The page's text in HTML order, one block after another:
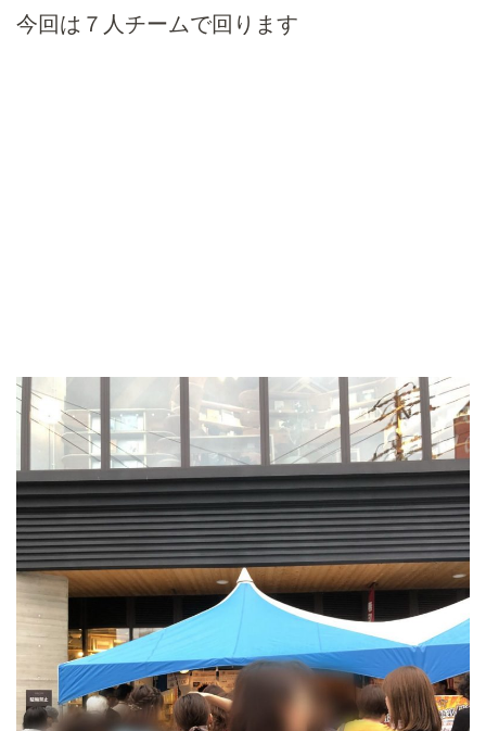
今回は７人チームで回ります